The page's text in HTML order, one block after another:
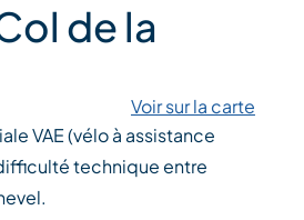
de la
Voir sur la carte
VAE (vélo à assistance
technique entre